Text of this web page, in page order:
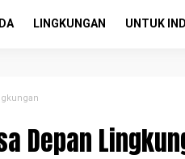
LINGKUNGAN UNTUK
Depan